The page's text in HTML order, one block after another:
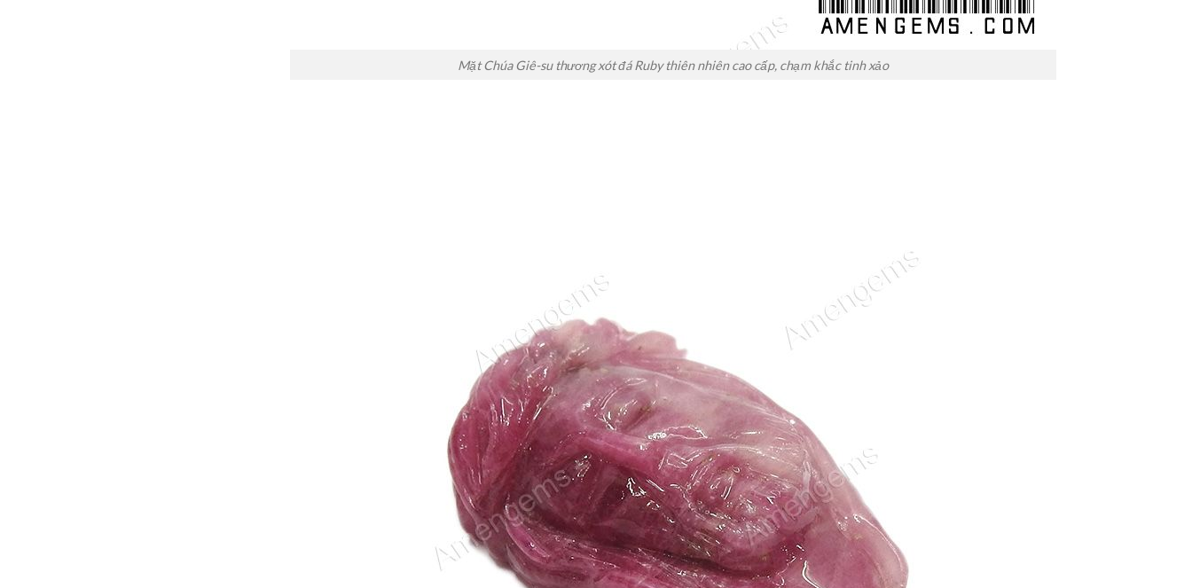
Mặt Chúa Giê-su thương xót đá Ruby thiên nhiên cao cấp, chạm khắc tinh xảo